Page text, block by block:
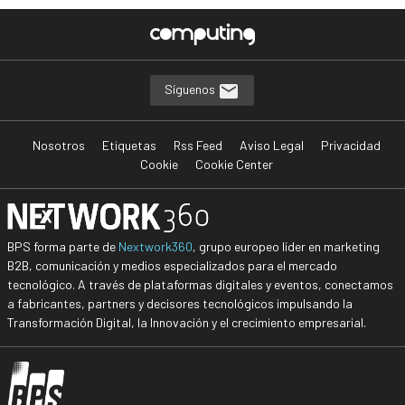
Síguenos
Nosotros Etiquetas Rss Feed Aviso Legal
Privacidad
Cookie
Cookie Center
BPS forma parte de Nextwork360, grupo europeo líder en marketing
B2B, comunicación y medios especializados para el mercado
tecnológico. A través de plataformas digitales y eventos, conectamos
a fabricantes, partners y decisores tecnológicos impulsando la
Transformación Digital, la Innovación y el crecimiento empresarial.